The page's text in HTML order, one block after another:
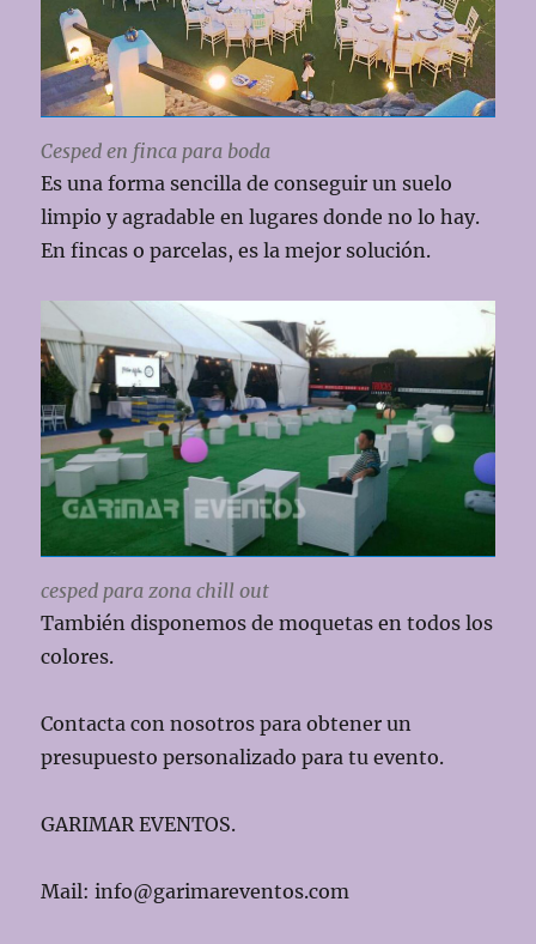
Cesped en finca para boda
Es una forma sencilla de conseguir un suelo
limpio y agradable en lugares donde no lo hay.
En fincas o parcelas, es la mejor solución.
cesped para zona chill out
También disponemos de moquetas en todos los
colores.
Contacta con nosotros para obtener un
presupuesto personalizado para tu evento.
GARIMAR EVENTOS.
Mail: info@garimareventos.com